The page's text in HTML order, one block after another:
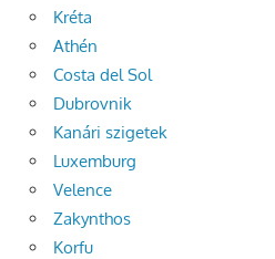
Kréta
Athén
Costa del Sol
Dubrovnik
Kanári szigetek
Luxemburg
Velence
Zakynthos
Korfu